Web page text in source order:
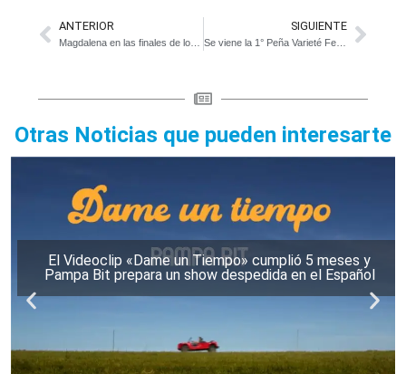
ANTERIOR SIGUIENTE
Se viene la 1° Peña Varieté Feminista en Magdalena
Otras Noticias que pueden interesarte
El Videoclip «Dame un Tiempo» cumplió 5 meses y
Pampa Bit prepara un show despedida en el Español